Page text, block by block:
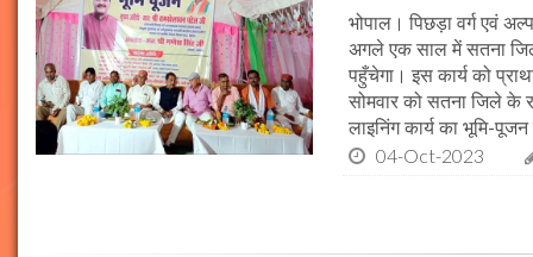
भोपाल। पिछड़ा वर्ग एवं
अगले एक साल में सतना
पहुँचेगा। इस कार्य को
सोमवार को सतना जिले के
लाइनिंग कार्य का भूमि-
04-Oct-2023